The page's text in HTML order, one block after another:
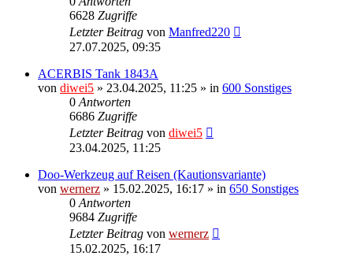
6628 Zugriffe
Letzter Beitrag von Manfred220
27.07.2025, 09:35
ACERBIS Tank 1843A
von diwei5 » 23.04.2025, 11:25 » in 600 Sonstiges
0 Antworten
6686 Zugriffe
Letzter Beitrag von diwei5
23.04.2025, 11:25
Doo-Werkzeug auf Reisen (Kautionsvariante)
von wernerz » 15.02.2025, 16:17 » in 650 Sonstiges
0 Antworten
9684 Zugriffe
Letzter Beitrag von wernerz
15.02.2025, 16:17